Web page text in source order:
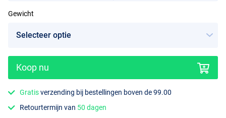
Gewicht
Koop nu
Gratisverzending bij bestellingen boven de 99.00
Retourtermijn van 50 dagen